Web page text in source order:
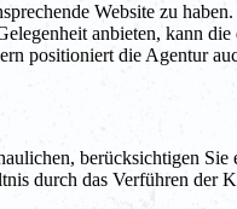
Website zu
anbieten, kann
positioniert die Agentur
berücksichtigen
durch das Verführen